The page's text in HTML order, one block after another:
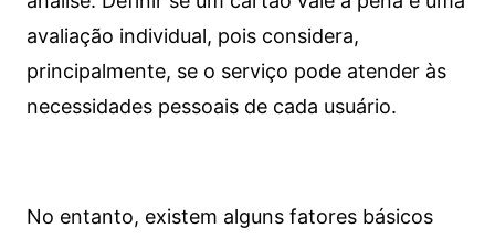
avaliação individual, pois considera,
principalmente, se o serviço pode atender às
necessidades pessoais de cada usuário.
No entanto, existem alguns fatores básicos